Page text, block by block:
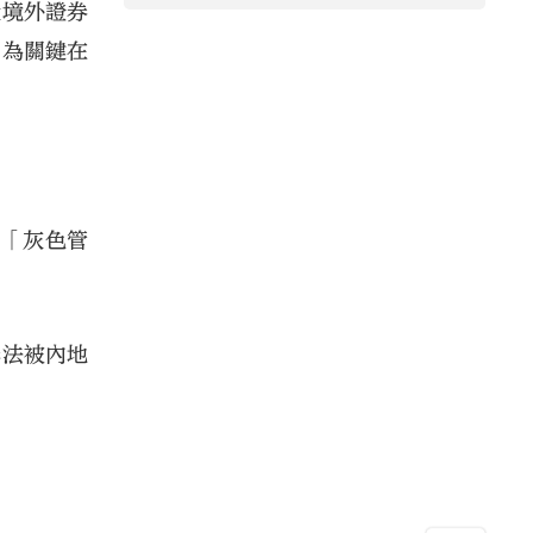
外證券
關鍵在
灰色管
被內地